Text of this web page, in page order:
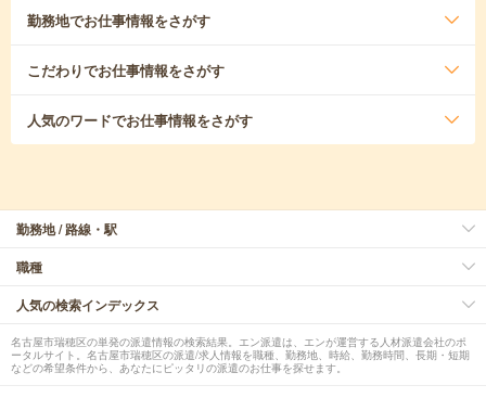
勤務地でお仕事情報をさがす
こだわりでお仕事情報をさがす
人気のワードでお仕事情報をさがす
勤務地 / 路線・駅
職種
人気の検索インデックス
名古屋市瑞穂区の単発の派遣情報の検索結果。エン派遣は、エンが運営する人材派遣会社のポ
ータルサイト。名古屋市瑞穂区の派遣/求人情報を職種、勤務地、時給、勤務時間、長期・短期
などの希望条件から、あなたにピッタリの派遣のお仕事を探せます。